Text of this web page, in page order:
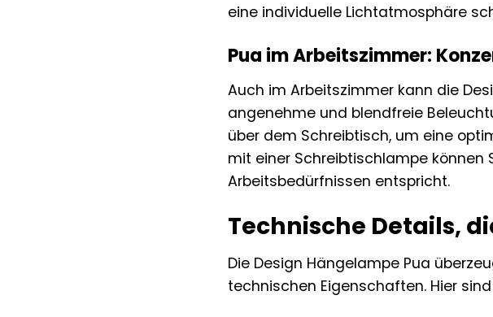
eine individuelle Lichtatmosphäre
Pua im Arbeitszimmer:
Auch im Arbeitszimmer kann die
angenehme und blendfreie
über dem Schreibtisch, um eine
mit einer Schreibtischlampe können
Arbeitsbedürfnissen entspricht.
Technische Details,
Die Design Hängelampe Pua
technischen Eigenschaften. Hier